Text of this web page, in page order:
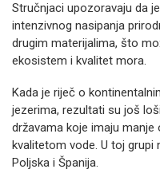
Stručnjaci upozoravaju da
intenzivnog nasipanja
drugim materijalima, što
ekosistem i kvalitet mora.
Kada je riječ o
jezerima, rezultati su još
državama koje imaju
kvalitetom vode. U toj grupi
Poljska i Španija.